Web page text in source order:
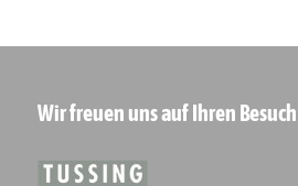
Wir freuen uns auf Ihren Besuch